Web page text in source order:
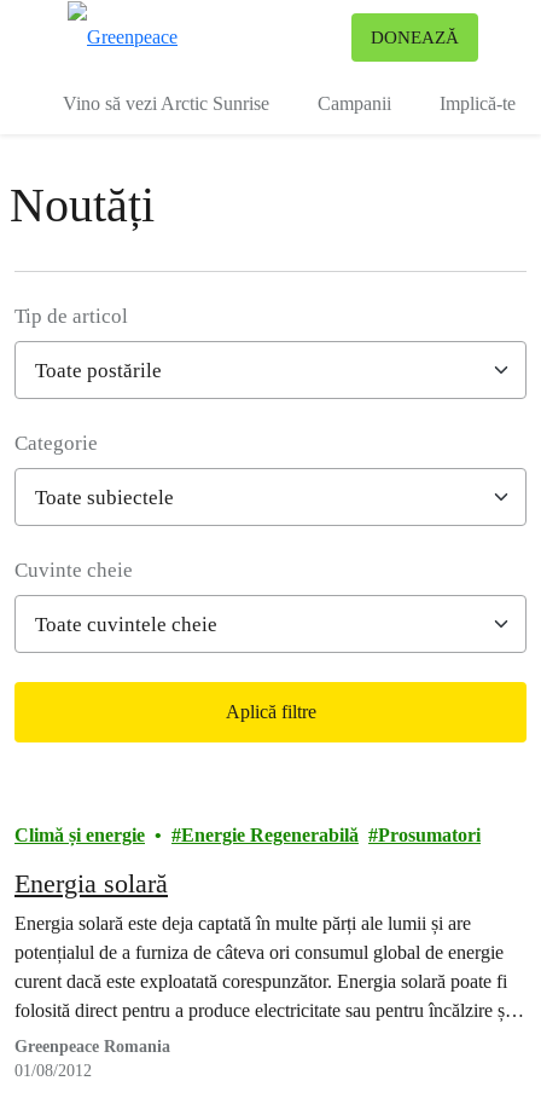
DONEAZĂ
Vino să vezi Arctic Sunrise Campanii Implică-te
Noutăți
Tip de articol
Categorie
Cuvinte cheie
Aplică filtre
Climă și energie Energie Regenerabilă Prosumatori
Energia solară
Energia solară este deja captată în multe părți ale lumii și are
potențialul de a furniza de câteva ori consumul global de energie
curent dacă este exploatată corespunzător. Energia solară poate fi
folosită direct pentru a produce electricitate sau pentru încălzire și
chiar pentru răcire. Potențialul viitor al acesteia este limitat doar de
disponibilitatea noastră…
Greenpeace Romania
01/08/2012